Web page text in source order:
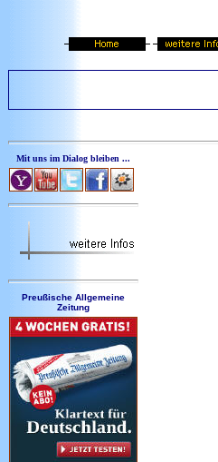
Mit uns im Dialog bleiben ...
Preußische Allgemeine
Zeitung